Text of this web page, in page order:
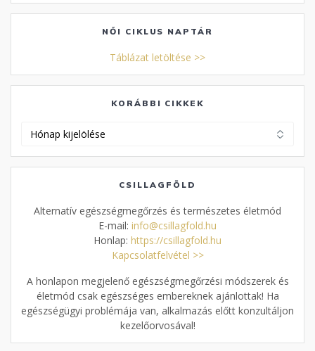
NŐI CIKLUS NAPTÁR
Táblázat letöltése >>
KORÁBBI CIKKEK
CSILLAGFÖLD
Alternatív egészségmegőrzés és természetes életmód
E-mail: info@csillagfold.hu
Honlap: https://csillagfold.hu
Kapcsolatfelvétel >>
A honlapon megjelenő egészségmegőrzési módszerek és
életmód csak egészséges embereknek ajánlottak! Ha
egészségügyi problémája van, alkalmazás előtt konzultáljon
kezelőorvosával!